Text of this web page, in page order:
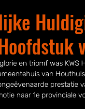
en triomf was
van
prestatie
naar 1e provinciale